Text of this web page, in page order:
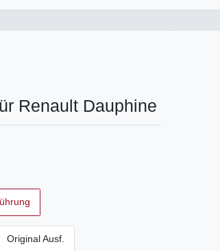
Renault Dauphine
Original Ausf.